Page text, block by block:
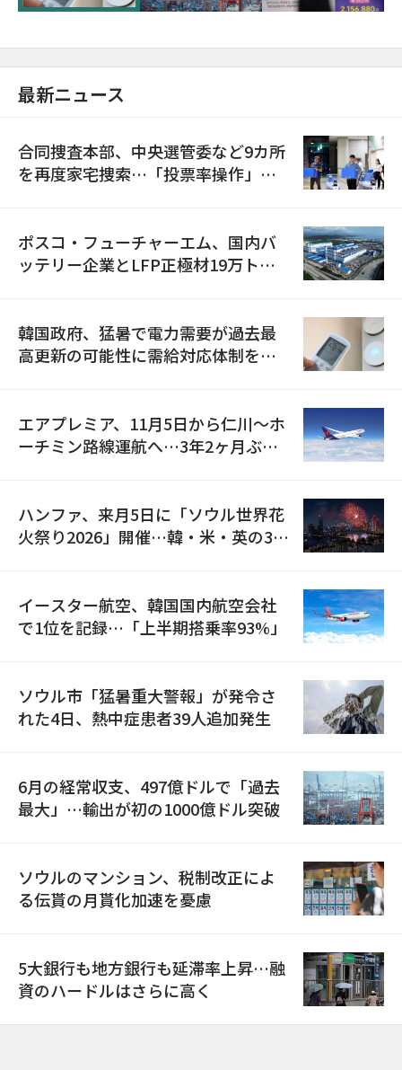
最新ニュース
合同捜査本部、中央選管委など9カ所
を再度家宅捜索…「投票率操作」の
ポスコ・フューチャーエム、国内バ
ッテリー企業とLFP正極材19万トン
韓国政府、猛暑で電力需要が過去最
高更新の可能性に需給対応体制を点
エアプレミア、11月5日から仁川〜ホ
ーチミン路線運航へ…3年2ヶ月ぶり
ハンファ、来月5日に「ソウル世界花
火祭り2026」開催…韓・米・英の3カ
イースター航空、韓国国内航空会社
で1位を記録…「上半期搭乗率93%」
ソウル市「猛暑重大警報」が発令さ
れた4日、熱中症患者39人追加発生
6月の経常収支、497億ドルで「過去
最大」…輸出が初の1000億ドル突破
ソウルのマンション、税制改正によ
る伝貰の月貰化加速を憂慮
5大銀行も地方銀行も延滞率上昇…融
資のハードルはさらに高く